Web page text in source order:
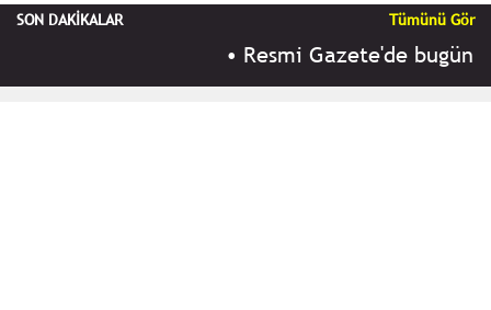
SON DAKİKALAR Tümünü Gör
Resmi Gazete'de bugün